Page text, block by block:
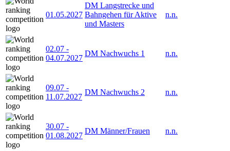
01.05.2027
DM Langstrecke und
Bahngehen für Aktive
und Masters
n.n.
02.07 -
04.07.2027
DM Nachwuchs 1 n.n.
09.07 -
11.07.2027
DM Nachwuchs 2 n.n.
30.07 -
01.08.2027
DM Männer/Frauen n.n.